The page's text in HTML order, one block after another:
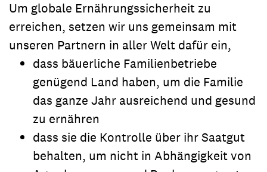
Um globale Ernährungssicherheit zu
erreichen, setzen wir uns gemeinsam mit
unseren Partnern in aller Welt dafür ein,
dass bäuerliche Familienbetriebe
genügend Land haben, um die Familie
das ganze Jahr ausreichend und gesund
zu ernähren
dass sie die Kontrolle über ihr Saatgut
behalten, um nicht in Abhängigkeit von